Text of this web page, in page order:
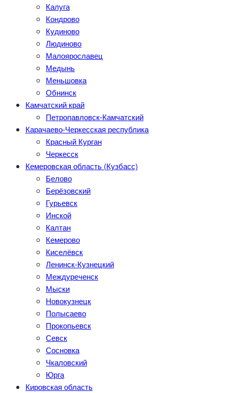
Калуга
Кондрово
Кудиново
Людиново
Малоярославец
Медынь
Меньшовка
Обнинск
Камчатский край
Петропавловск-Камчатский
Карачаево-Черкесская республика
Красный Курган
Черкесск
Кемеровская область (Кузбасс)
Белово
Берёзовский
Гурьевск
Инской
Калтан
Кемерово
Киселёвск
Ленинск-Кузнецкий
Междуреченск
Мыски
Новокузнецк
Полысаево
Прокопьевск
Севск
Сосновка
Чкаловский
Юрга
Кировская область